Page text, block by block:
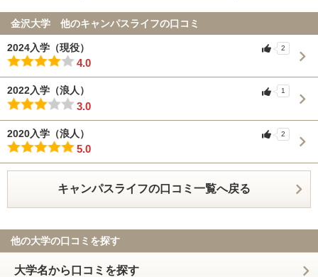
金沢大学 他のキャンパスライフの口コミ
2024入学（現役）
4.0
2
2022入学（浪人）
3.0
1
2020入学（浪人）
5.0
2
キャンパスライフの口コミ一覧へ戻る
他の大学の口コミを探す
大学名から口コミを探す